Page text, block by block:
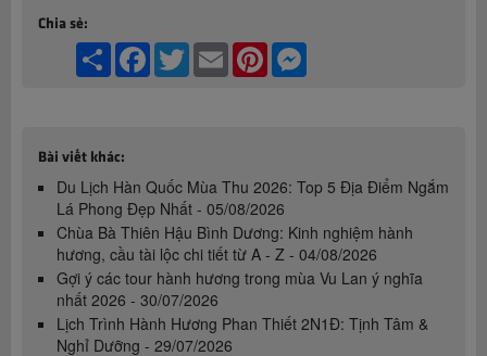
Chia sẻ:
Share Facebook
TwitterEmail Pinterest
Bài viết khác:
Du Lịch Hàn Quốc Mùa Thu 2026: Top 5 Địa Điểm Ngắm
Lá Phong Đẹp Nhất - 05/08/2026
Chùa Bà Thiên Hậu Bình Dương: Kinh nghiệm hành
hương, cầu tài lộc chi tiết từ A - Z - 04/08/2026
Gợi ý các tour hành hương trong mùa Vu Lan ý nghĩa
nhất 2026 - 30/07/2026
Lịch Trình Hành Hương Phan Thiết 2N1Đ: Tịnh Tâm &
Nghỉ Dưỡng - 29/07/2026